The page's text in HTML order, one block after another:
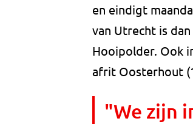
en eindigt
van Utrecht is
Hooipolder. Ook
afrit Oosterhout
"We zijn